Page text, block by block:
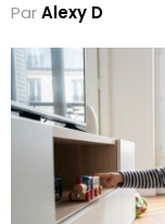
ParAlexy D